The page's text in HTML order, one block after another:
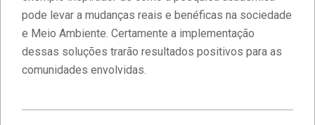
pode levar a mudanças reais e benéficas na sociedade
e Meio Ambiente. Certamente a implementação
dessas soluções trarão resultados positivos para as
comunidades envolvidas.1º Seminário de Defesa Cibernética e